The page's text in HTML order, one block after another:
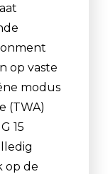
op vaste
modus
(TWA)
15
op de